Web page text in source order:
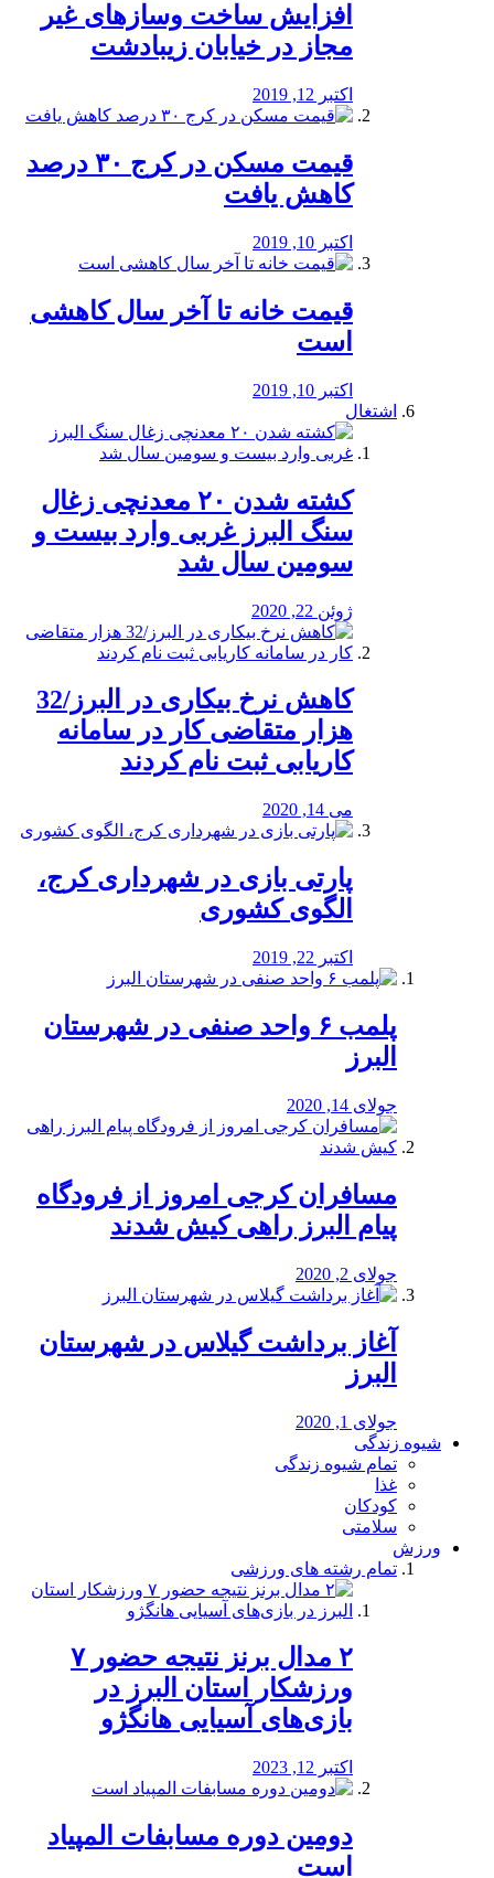
افزایش ساخت وسازهای غیر
مجاز در خیابان زیبادشت
اکتبر 12, 2019
️قیمت مسکن در کرج ۳۰ درصد
کاهش یافت
اکتبر 10, 2019
قیمت خانه تا آخر سال کاهشی
است
اکتبر 10, 2019
اشتغال
کشته شدن ۲۰ معدنچی زغال
سنگ البرز غربی وارد بیست و
سومین سال شد
ژوئن 22, 2020
کاهش نرخ بیکاری در البرز/32
هزار متقاضی کار در سامانه
کاریابی ثبت نام کردند
می 14, 2020
پارتی بازی در شهرداری کرج،
الگوی کشوری
اکتبر 22, 2019
پلمب ۶ واحد صنفی در شهرستان
البرز
جولای 14, 2020
مسافران کرجی امروز از فرودگاه
پیام البرز راهی کیش شدند
جولای 2, 2020
آغاز برداشت گیلاس در شهرستان
البرز
جولای 1, 2020
شیوه زندگی
تمام شیوه زندگی
غذا
کودکان
سلامتی
ورزش
تمام رشته های ورزشی
۲ مدال برنز نتیجه حضور ۷
ورزشکار استان البرز در
بازی‌های آسیایی هانگژو
اکتبر 12, 2023
دومین دوره مسابفات المپیاد
است